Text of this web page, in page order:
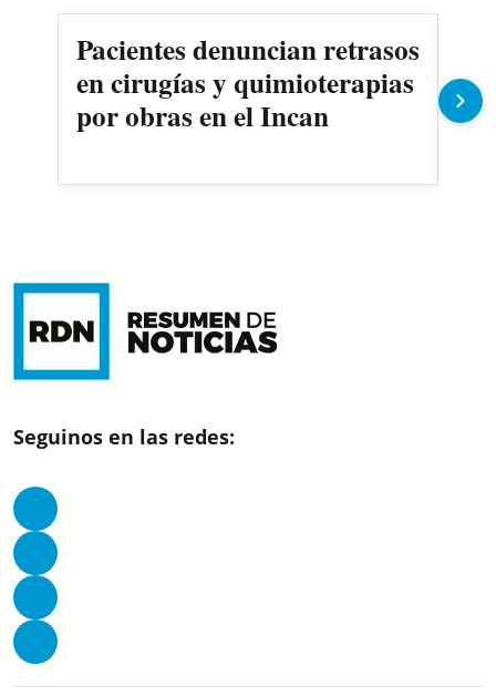
Pacientes denuncian retrasos
en cirugías y quimioterapias
por obras en el Incan
Seguinos en las redes: